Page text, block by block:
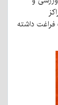
فراغت داشته